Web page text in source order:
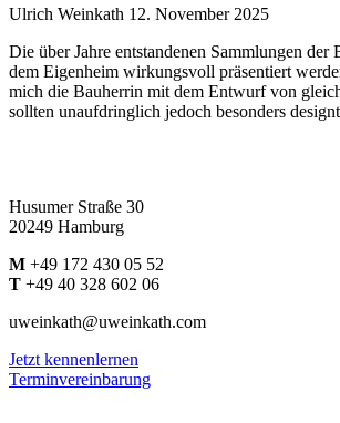
Ulrich Weinkath 12. November 2025
Die über Jahre entstandenen Sammlungen der
dem Eigenheim wirkungsvoll präsentiert
mich die Bauherrin mit dem Entwurf von
sollten unaufdringlich jedoch besonders
Husumer Straße 30
20249 Hamburg
M +49 172 430 05 52
T +49 40 328 602 06
uweinkath@uweinkath.com
Jetzt kennenlernen
Terminvereinbarung